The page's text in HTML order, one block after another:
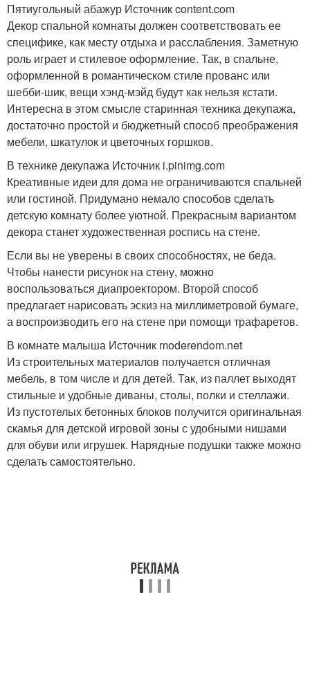
Пятиугольный абажур Источник content.com
Декор спальной комнаты должен соответствовать ее
специфике, как месту отдыха и расслабления. Заметную
роль играет и стилевое оформление. Так, в спальне,
оформленной в романтическом стиле прованс или
шебби-шик, вещи хэнд-мэйд будут как нельзя кстати.
Интересна в этом смысле старинная техника декупажа,
достаточно простой и бюджетный способ преображения
мебели, шкатулок и цветочных горшков.
В технике декупажа Источник i.pinimg.com
Креативные идеи для дома не ограничиваются спальней
или гостиной. Придумано немало способов сделать
детскую комнату более уютной. Прекрасным вариантом
декора станет художественная роспись на стене.
Если вы не уверены в своих способностях, не беда.
Чтобы нанести рисунок на стену, можно
воспользоваться диапроектором. Второй способ
предлагает нарисовать эскиз на миллиметровой бумаге,
а воспроизводить его на стене при помощи трафаретов.
В комнате малыша Источник moderendom.net
Из строительных материалов получается отличная
мебель, в том числе и для детей. Так, из паллет выходят
стильные и удобные диваны, столы, полки и стеллажи.
Из пустотелых бетонных блоков получится оригинальная
скамья для детской игровой зоны с удобными нишами
для обуви или игрушек. Нарядные подушки также можно
сделать самостоятельно.